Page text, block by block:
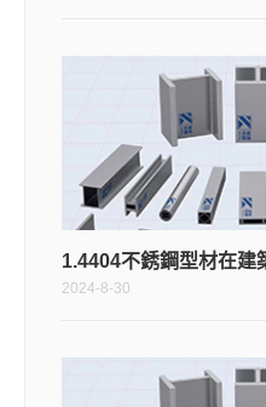
1.4404不銹鋼型材在建
2024-8-30